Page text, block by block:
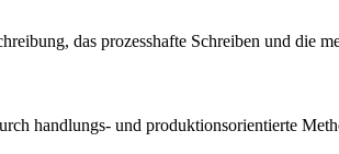
das prozesshafte Schreiben und die
handlungs- und produktionsorientierte